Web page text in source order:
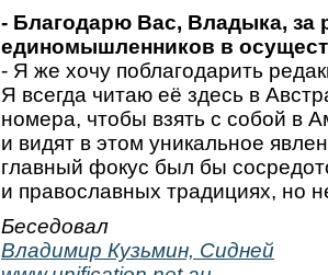
- Благодарю Вас, Владыка,
единомышленников в
- Я же хочу поблагодарить
Я всегда читаю её здесь в
номера, чтобы взять с собой в
и видят в этом уникальное
главный фокус был бы
и православных традициях, но
Беседовал
Владимир Кузьмин, Сидней